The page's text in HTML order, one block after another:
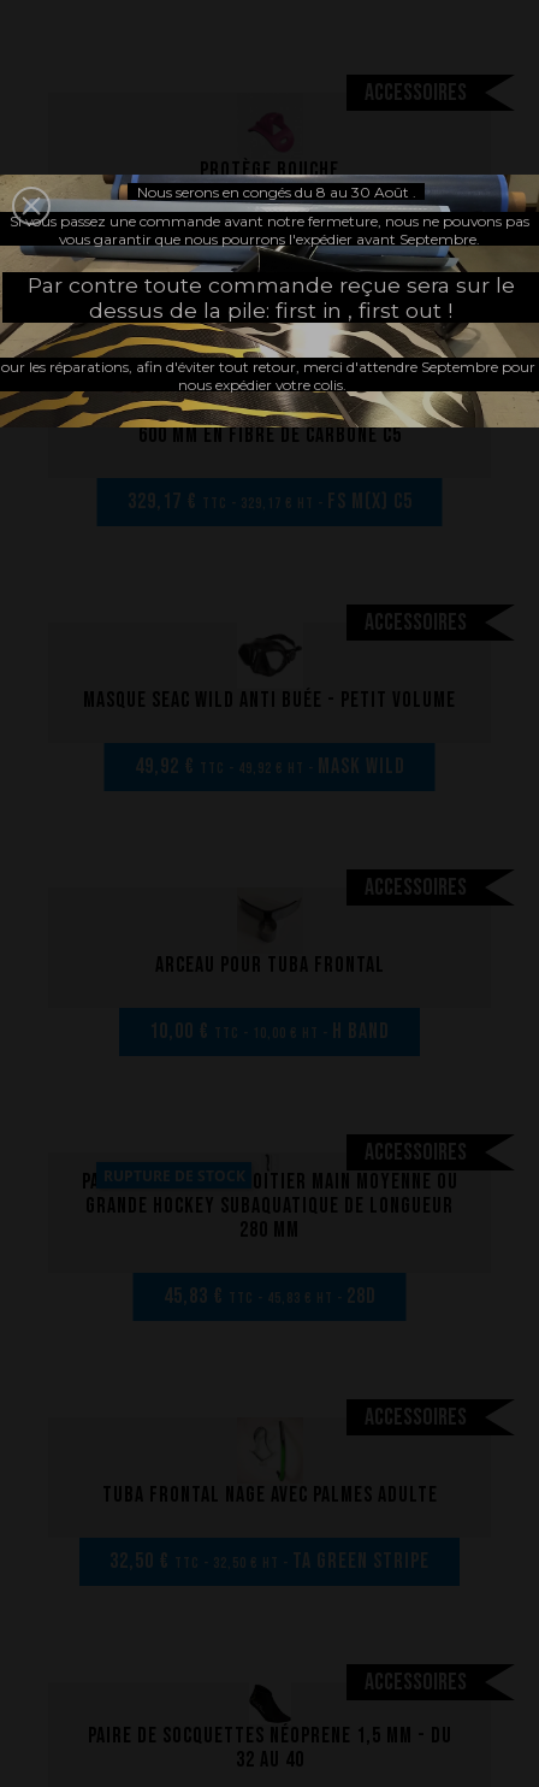
Réparations de vos palmes Breier
Accessoires
Protège bouche
10,00 €TTC - 10,00 € HT -MGS fuc
MONOPALMES
Monopalme nage avec palmes de longueur
600 mm en fibre de carbone C5
329,17 € TTC - 329,17 € HT - FS M(x) C5
Accessoires
Masque Seac Wild anti buée - Petit volume
49,92 € TTC - 49,92 € HT - MASK WILD
Accessoires
Arceau pour tuba frontal
10,00 € TTC - 10,00 € HT - H Band
RUPTURE DE STOCK
Accessoires
Paire de crosses droitier main moyenne ou
grande hockey subaquatique de longueur
280 mm
45,83 € TTC - 45,83 € HT - 28D
Accessoires
Tuba frontal nage avec palmes adulte
32,50 € TTC - 32,50 € HT - TA Green Stripe
Accessoires
Paire de socquettes néoprene 1,5 mm - Du
32 au 40
Nous serons en congés du 8 au 30 Août .
Si vous passez une commande avant notre fermeture, nous ne pouvons pas
vous garantir que nous pourrons l'expédier avant Septembre.
Par contre toute commande reçue sera sur le
dessus de la pile: first in , first out !
les réparations, afin d'éviter tout retour, merci d'attendre Septembre pour
nous expédier votre colis.